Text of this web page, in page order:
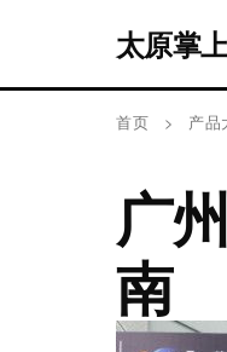
太原掌
首页 > 产品
广
南